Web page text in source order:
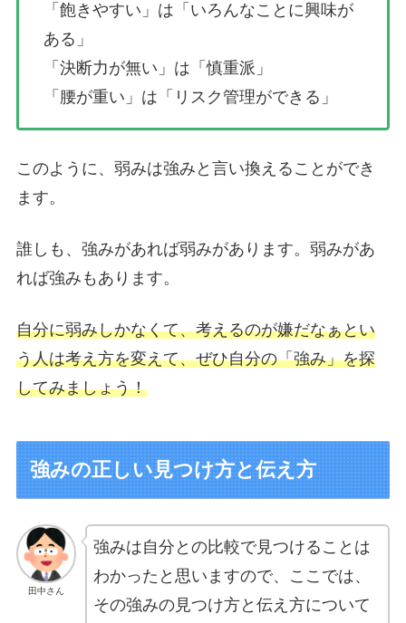
「飽きやすい」は「いろんなことに興味が
ある」
「決断力が無い」は「慎重派」
「腰が重い」は「リスク管理ができる」
このように、弱みは強みと言い換えることができ
ます。
誰しも、強みがあれば弱みがあります。弱みがあ
れば強みもあります。
自分に弱みしかなくて、考えるのが嫌だなぁとい
う人は考え方を変えて、ぜひ自分の「強み」を探
してみましょう！
強みの正しい見つけ方と伝え方
田中さん
強みは自分との比較で見つけることは
わかったと思いますので、ここでは、
その強みの見つけ方と伝え方について